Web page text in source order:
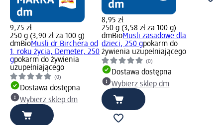
9,75 zł
250 g (3,90 zł za 100 g)
dmBioMusli dr Birchera od
1. roku życia, Demeter, 250
gpokarm do żywienia
uzupełniającego
(0)
Dostawa dostępna
Wybierz sklep dm
8,95 zł
250 g (3,58 zł za 100 g)
dmBioMusli zasadowe dla
dzieci, 250 gpokarm do
żywienia uzupełniającego
(0)
Dostawa dostępna
Wybierz sklep dm